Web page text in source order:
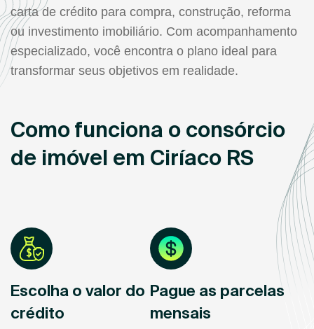
carta de crédito para compra, construção, reforma
ou investimento imobiliário. Com acompanhamento
especializado, você encontra o plano ideal para
transformar seus objetivos em realidade.
Como funciona o consórcio
de imóvel em Ciríaco RS
Escolha o valor do
crédito
Pague as parcelas
mensais